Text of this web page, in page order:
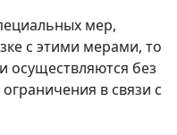
мер,
с этими мерами, то
осуществляются без
в связи с